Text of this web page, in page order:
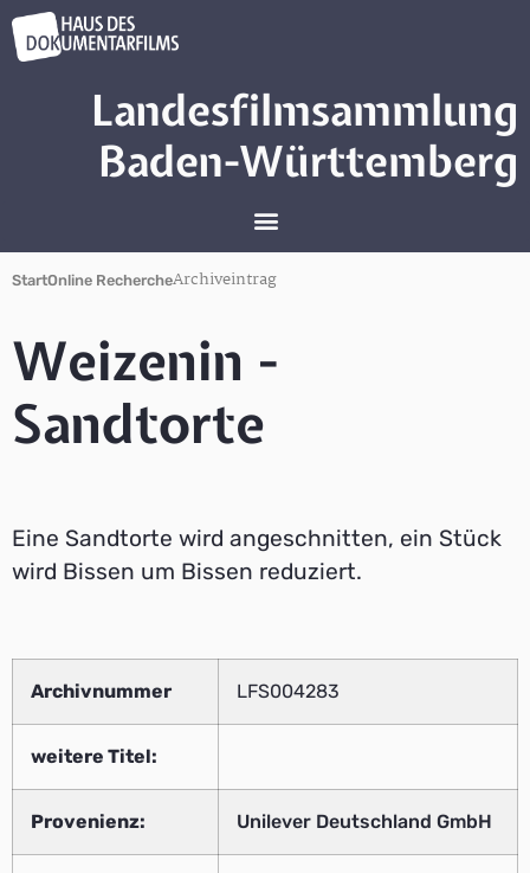
Landesfilmsammlung
Baden-Württemberg
StartOnline RechercheArchiveintrag
Weizenin -
Sandtorte
Eine Sandtorte wird angeschnitten, ein Stück
wird Bissen um Bissen reduziert.
Archivnummer LFS004283
weitere Titel:
Provenienz: Unilever Deutschland GmbH